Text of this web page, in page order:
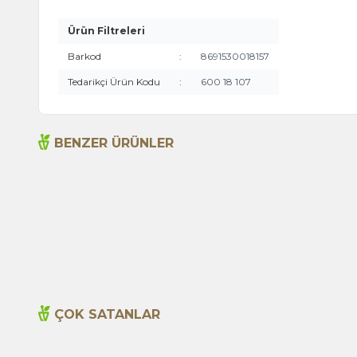
Ürün Filtreleri
Barkod : 8691530018157
Tedarikçi Ürün Kodu : 600 18 107
BENZER ÜRÜNLER
ÇOK SATANLAR